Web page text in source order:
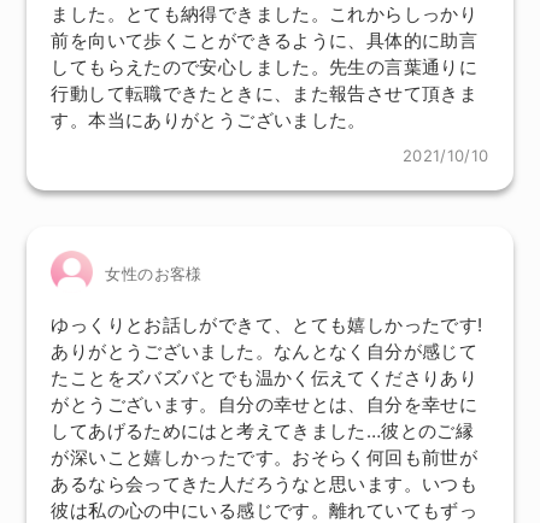
ました。とても納得できました。これからしっかり
前を向いて歩くことができるように、具体的に助言
してもらえたので安心しました。先生の言葉通りに
行動して転職できたときに、また報告させて頂きま
す。本当にありがとうございました。
2021/10/10
女性のお客様
ゆっくりとお話しができて、とても嬉しかったです!
ありがとうございました。なんとなく自分が感じて
たことをズバズバとでも温かく伝えてくださりあり
がとうございます。自分の幸せとは、自分を幸せに
してあげるためにはと考えてきました…彼とのご縁
が深いこと嬉しかったです。おそらく何回も前世が
あるなら会ってきた人だろうなと思います。いつも
彼は私の心の中にいる感じです。離れていてもずっ